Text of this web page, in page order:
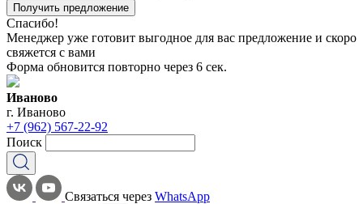
Получить предложение
Спасибо!
Менеджер уже готовит выгодное для вас предложение и скоро
свяжется с вами
Форма обновится повторно через 6 сек.
Иваново
г. Иваново
+7 (962) 567-22-92
Поиск
Связаться через WhatsApp